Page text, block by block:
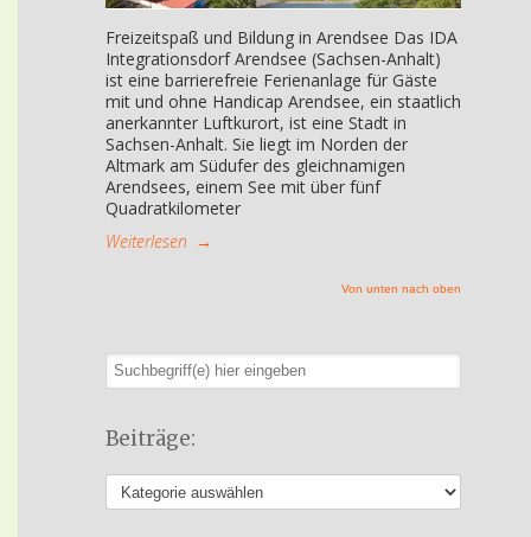
Freizeitspaß und Bildung in Arendsee Das IDA
Integrationsdorf Arendsee (Sachsen-Anhalt)
ist eine barrierefreie Ferienanlage für Gäste
mit und ohne Handicap Arendsee, ein staatlich
anerkannter Luftkurort, ist eine Stadt in
Sachsen-Anhalt. Sie liegt im Norden der
Altmark am Südufer des gleichnamigen
Arendsees, einem See mit über fünf
Quadratkilometer
Weiterlesen →
Von unten nach oben
Beiträge: